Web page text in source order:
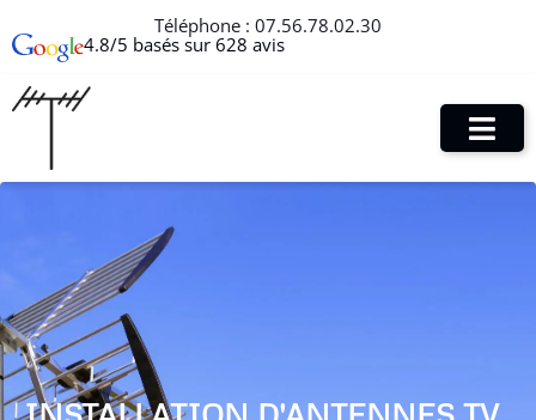
Téléphone : 07.56.78.02.30
4.8/5 basés sur 628 avis